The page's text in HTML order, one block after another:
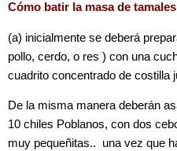
Cómo batir la masa de tamales
(a) inicialmente se deberá
pollo, cerdo, o res ) con una
cuadrito concentrado de costilla
De la misma manera deberán
10 chiles Poblanos, con dos
muy pequeñitas.. una vez que